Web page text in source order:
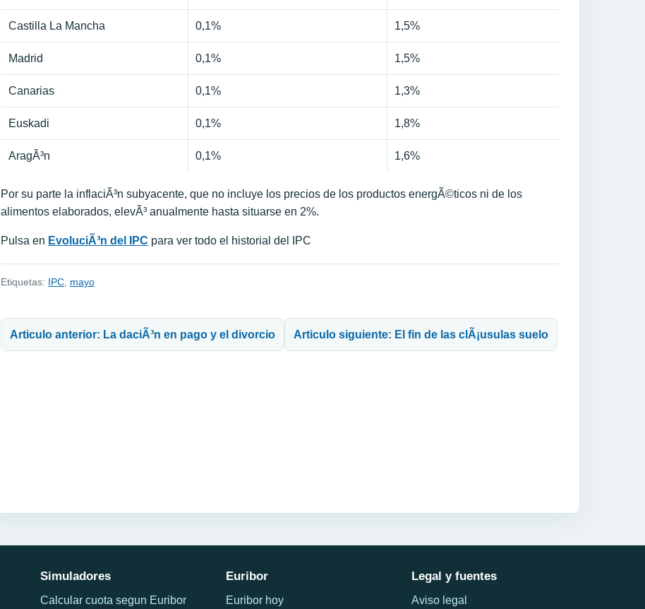
Castilla La Mancha 0,1% 1,5%
Madrid 0,1% 1,5%
Canarias 0,1% 1,3%
Euskadi 0,1% 1,8%
AragÃ³n 0,1% 1,6%
Por su parte la inflaciÃ³n subyacente, que no incluye los precios de los productos energÃ©ticos ni de los
alimentos elaborados, elevÃ³ anualmente hasta situarse en 2%.
Pulsa en EvoluciÃ³n del IPC para ver todo el historial del IPC
Etiquetas: IPC mayo
Articulo anterior: La daciÃ³n en pago y el divorcio Articulo siguiente: El fin de las clÃ¡usulas suelo
Simuladores
Calcular cuota segun Euribor
Euribor
Euribor hoy
Legal y fuentes
Aviso legal